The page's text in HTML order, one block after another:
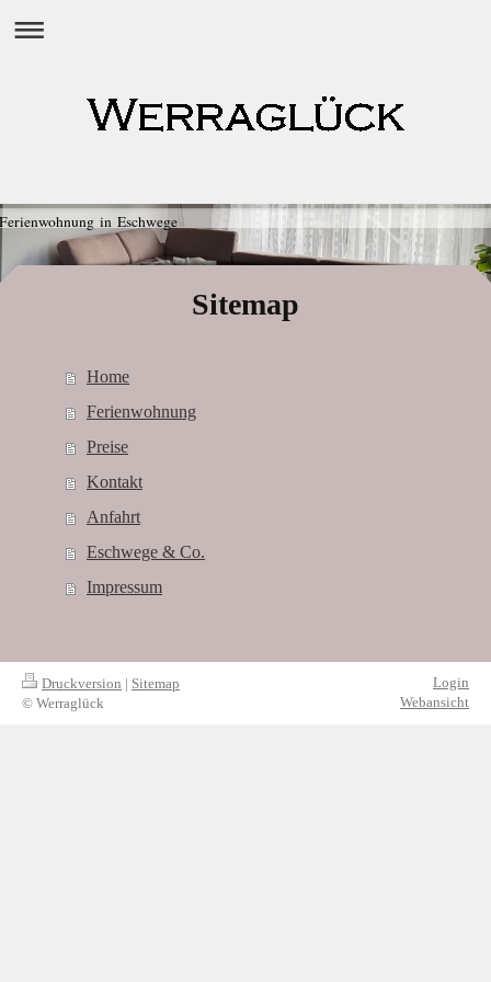
in Eschwege
Sitemap
Home
Ferienwohnung
Preise
Kontakt
Anfahrt
Eschwege & Co.
Impressum
Druckversion | Sitemap
© Werraglück
Login
Webansicht